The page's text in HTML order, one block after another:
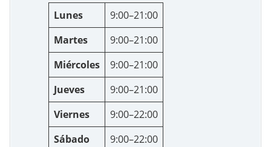
Lunes
9:00–21:00
Martes
9:00–21:00
Miércoles
9:00–21:00
Jueves
9:00–21:00
Viernes
9:00–22:00
Sábado
9:00–22:00